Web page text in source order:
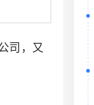
司，又